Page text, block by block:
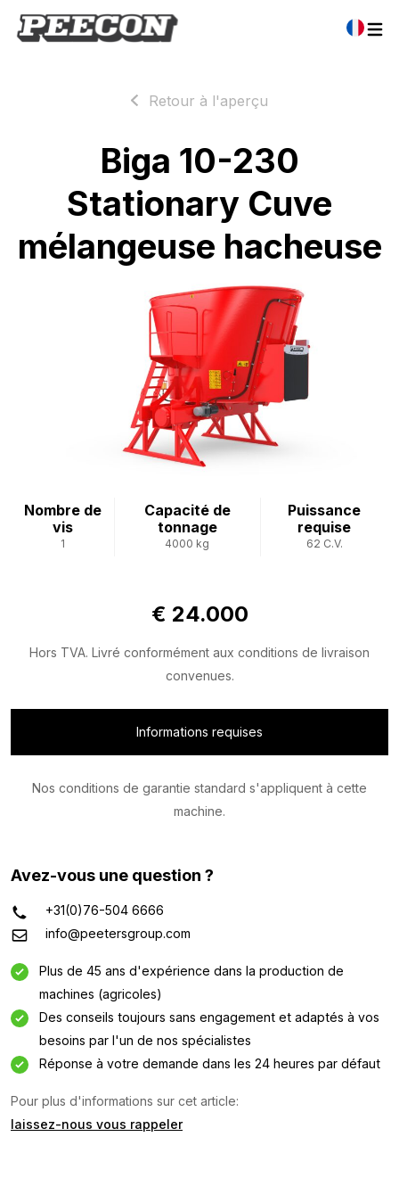
Retour à l'aperçu
Biga 10-230
Stationary Cuve
mélangeuse hacheuse
Nombre de
vis
1
Capacité de
tonnage
4000 kg
Puissance
requise
62 C.V.
€ 24.000
Hors TVA. Livré conformément aux conditions de livraison
convenues.
Informations requises
Nos conditions de garantie standard s'appliquent à cette
machine.
Avez-vous une question ?
+31(0)76-504 6666
info@peetersgroup.com
Plus de 45 ans d'expérience dans la production de
machines (agricoles)
Des conseils toujours sans engagement et adaptés à vos
besoins par l'un de nos spécialistes
Réponse à votre demande dans les 24 heures par défaut
Pour plus d'informations sur cet article:
laissez-nous vous rappeler
Demande d'information